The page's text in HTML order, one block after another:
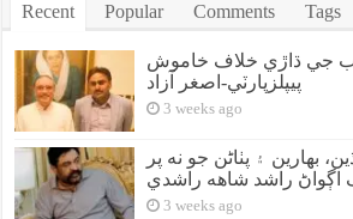
Recent Popular Comments Tags
جي ڌاڙي خلاف خاموش
پيپلزپارٽي-اصغر آزاد
3 weeks ago
۽ پٺاڻن جو نه پر
راشد شاهه راشدي
3 weeks ago